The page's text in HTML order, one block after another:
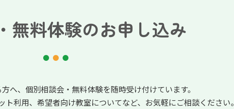
無料体験のお申し込み
へ、個別相談会・無料体験を随時受け付けています。
利用、希望者向け教室についてなど、お気軽にご相談ください。